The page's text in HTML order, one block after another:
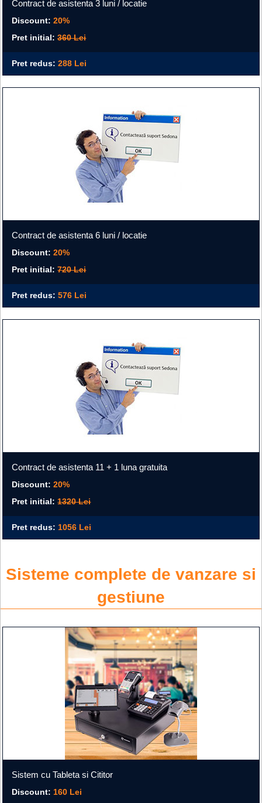
Contract de asistenta 3 luni / locatie
Discount:20%
Pret initial:360 Lei
Pret redus:288 Lei
Contract de asistenta 6 luni / locatie
Discount:20%
Pret initial:720 Lei
Pret redus:576 Lei
Contract de asistenta 11 + 1 luna gratuita
Discount:20%
Pret initial:1320 Lei
Pret redus: 1056 Lei
Sisteme complete de vanzare si
gestiune
Sistem cu Tableta si Cititor
Discount: 160 Lei